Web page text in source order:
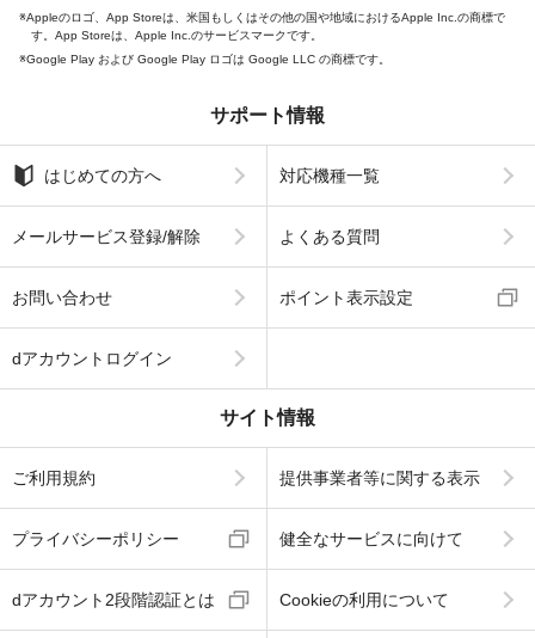
Appleのロゴ、App Storeは、米国もしくはその他の国や地域におけるApple Inc.の商標で
す。App Storeは、Apple Inc.のサービスマークです。
Google Play および Google Play ロゴは Google LLC の商標です。
サポート情報
はじめての方へ 対応機種一覧
メールサービス登録/解除 よくある質問
お問い合わせ ポイント表示設定
dアカウントログイン
サイト情報
ご利用規約 提供事業者等に関する表示
プライバシーポリシー 健全なサービスに向けて
dアカウント2段階認証とは Cookieの利用について